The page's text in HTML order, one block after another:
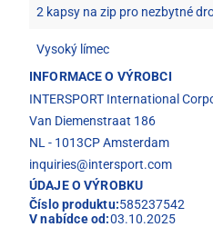
2 kapsy na zip pro nezbytné
Vysoký límec
INFORMACE O VÝROBCI
INTERSPORT International
Van Diemenstraat 186
NL - 1013CP Amsterdam
inquiries@intersport.com
ÚDAJE O VÝROBKU
Číslo produktu:585237542
V nabídce od:03.10.2025